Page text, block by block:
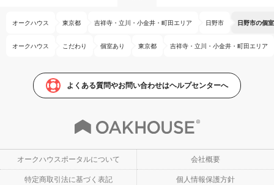
オークハウス 東京都 吉祥寺・立川・小金井・町田エリア 日野市 日野市の個
オークハウス こだわり 個室あり 東京都 吉祥寺・立川・小金井・町田エリア
よくある質問やお問い合わせはヘルプセンターへ
オークハウスポータルについて 会社概要
特定商取引法に基づく表記 個人情報保護方針